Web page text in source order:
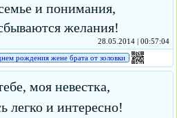
и понимания,
желания!
28.05.2014 | 00:57:04
рождения жене брата от золовки
моя невестка,
легко и интересно!